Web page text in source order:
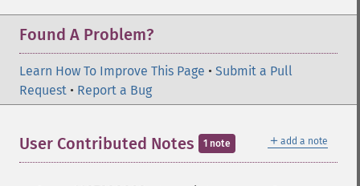
Found A Problem?
Learn How To Improve This Page • Submit a Pull
Request • Report a Bug
＋ add a note
User Contributed Notes 1 note